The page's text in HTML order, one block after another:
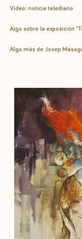
Video: noticia telediario
Algo sobre la exposición
Algo más de Josep